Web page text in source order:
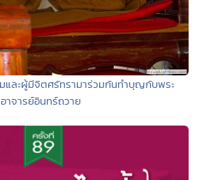
ละผู้มีจิตศรัทรามาร่วมกันทำบุญกับพระ
อาจารย์อินทร์ถวาย